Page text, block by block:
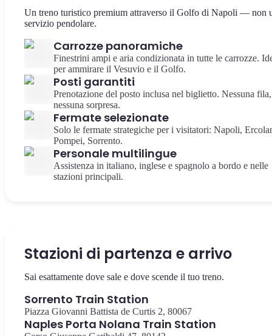
Un treno turistico premium attraverso il Golfo di Napoli — non
servizio pendolare.
Carrozze panoramiche
Finestrini ampi e aria condizionata in tutte le carrozze.
per ammirare il Vesuvio e il Golfo.
Posti garantiti
Prenotazione del posto inclusa nel biglietto. Nessuna fila,
nessuna sorpresa.
Fermate selezionate
Solo le fermate strategiche per i visitatori: Napoli,
Pompei, Sorrento.
Personale multilingue
Assistenza in italiano, inglese e spagnolo a bordo e nelle
stazioni principali.
Stazioni di partenza e arrivo
Sai esattamente dove sale e dove scende il tuo treno.
Sorrento Train Station
Piazza Giovanni Battista de Curtis 2, 80067
Naples Porta Nolana Train Station